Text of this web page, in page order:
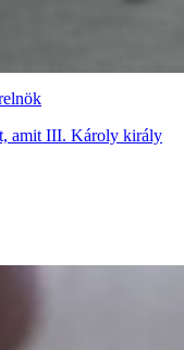
amit III. Károly király